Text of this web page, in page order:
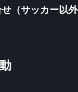
（サッカー以外